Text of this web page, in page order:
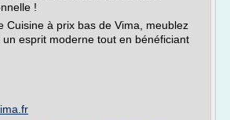
!
Cuisine à prix bas de Vima, meublez
esprit moderne tout en bénéficiant